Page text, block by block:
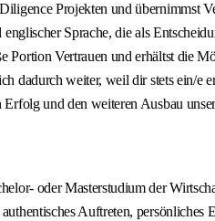
Projekten und übernimmst
Sprache, die als
Portion Vertrauen und erhältst die
dadurch weiter, weil dir stets ein/e
und den weiteren Ausbau
oder Masterstudium der
Auftreten,